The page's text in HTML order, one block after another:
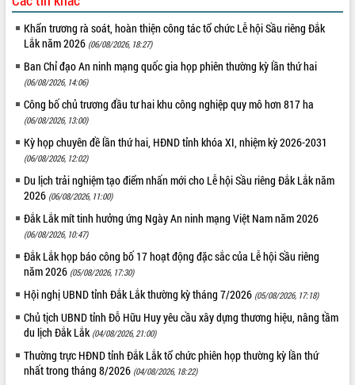
Khẩn trương rà soát, hoàn thiện công tác tổ chức Lễ hội Sầu riêng Đắk
Lắk năm 2026 (06/08/2026, 18:27)
Ban Chỉ đạo An ninh mạng quốc gia họp phiên thường kỳ lần thứ hai
(06/08/2026, 14:06)
Công bố chủ trương đầu tư hai khu công nghiệp quy mô hơn 817 ha
(06/08/2026, 13:00)
Kỳ họp chuyên đề lần thứ hai, HĐND tỉnh khóa XI, nhiệm kỳ 2026-2031
(06/08/2026, 12:02)
Du lịch trải nghiệm tạo điểm nhấn mới cho Lễ hội Sầu riêng Đắk Lắk năm
2026 (06/08/2026, 11:00)
Đắk Lắk mít tinh hưởng ứng Ngày An ninh mạng Việt Nam năm 2026
(06/08/2026, 10:47)
Đắk Lắk họp báo công bố 17 hoạt động đặc sắc của Lễ hội Sầu riêng
năm 2026 (05/08/2026, 17:30)
Hội nghị UBND tỉnh Đắk Lắk thường kỳ tháng 7/2026 (05/08/2026, 17:18)
Chủ tịch UBND tỉnh Đỗ Hữu Huy yêu cầu xây dựng thương hiệu, nâng tầm
du lịch Đắk Lắk (04/08/2026, 21:00)
Thường trực HĐND tỉnh Đắk Lắk tổ chức phiên họp thường kỳ lần thứ
nhất trong tháng 8/2026 (04/08/2026, 18:22)